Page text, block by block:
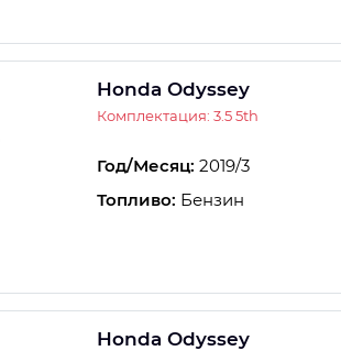
Honda Odyssey
Комплектация: 3.5 5th
Год/Месяц: 2019/3
Топливо: Бензин
Honda Odyssey